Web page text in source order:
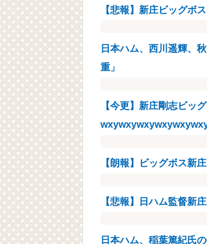
【悲報】新庄ビッグボ
日本ハム、西川遥輝、
重」
【今更】新庄剛志ビッ
【朗報】ビッグボス新
【悲報】日ハム監督新
日本ハム、稲葉篤紀氏